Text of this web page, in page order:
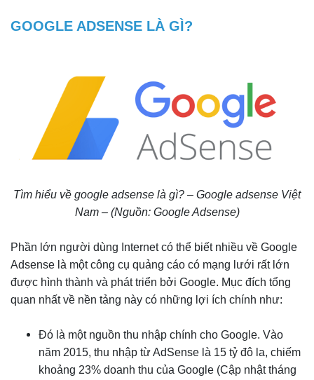
GOOGLE ADSENSE LÀ GÌ?
Tìm hiểu về google adsense là gì? – Google adsense Việt
Nam – (Nguồn: Google Adsense)
Phần lớn người dùng Internet có thể biết nhiều về Google
Adsense là một công cụ quảng cáo có mạng lưới rất lớn
được hình thành và phát triển bởi Google. Mục đích tổng
quan nhất về nền tảng này có những lợi ích chính như:
Đó là một nguồn thu nhập chính cho Google. Vào
năm 2015, thu nhập từ AdSense là 15 tỷ đô la, chiếm
khoảng 23% doanh thu của Google (Cập nhật tháng